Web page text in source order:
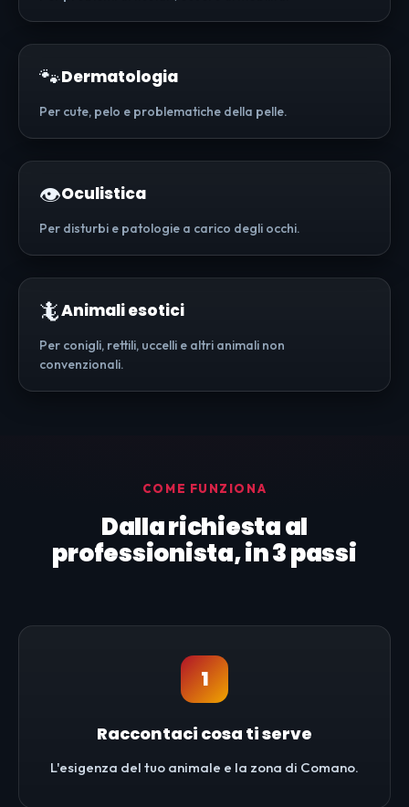
🐾Dermatologia
Per cute, pelo e problematiche della pelle.
👁️Oculistica
Per disturbi e patologie a carico degli occhi.
🦎Animali esotici
Per conigli, rettili, uccelli e altri animali non
convenzionali.
COME FUNZIONA
Dalla richiesta al
professionista, in 3 passi
1
Raccontaci cosa ti serve
L'esigenza del tuo animale e la zona di Comano.